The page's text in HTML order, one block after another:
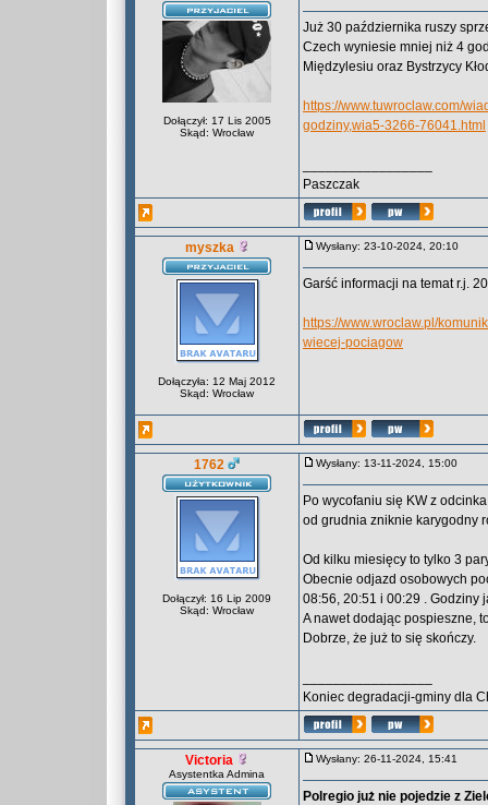
Dołączył: 17 Lis 2005
Skąd: Wrocław
Już 30 października ruszy
Czech wyniesie mniej niż 4
Międzylesiu oraz Bystrzycy
https://www.tuwroclaw.com/
godziny,wia5-3266-76041.html
Paszczak
myszka
Dołączyła: 12 Maj 2012
Skąd: Wrocław
Wysłany: 23-10-2024, 20:10
Garść informacji na temat r.j.
https://www.wroclaw.pl/
wiecej-pociagow
1762
Dołączył: 16 Lip 2009
Skąd: Wrocław
Wysłany: 13-11-2024, 15:00
Po wycofaniu się KW z
od grudnia zniknie karygodny
Od kilku miesięcy to tylko 3
Obecnie odjazd osobowych
08:56, 20:51 i 00:29 . Godziny
A nawet dodając pospieszne,
Dobrze, że już to się skończy.
Koniec degradacji-gminy dla
Victoria
Asystentka Admina
Wysłany: 26-11-2024, 15:41
Polregio już nie pojedzie z